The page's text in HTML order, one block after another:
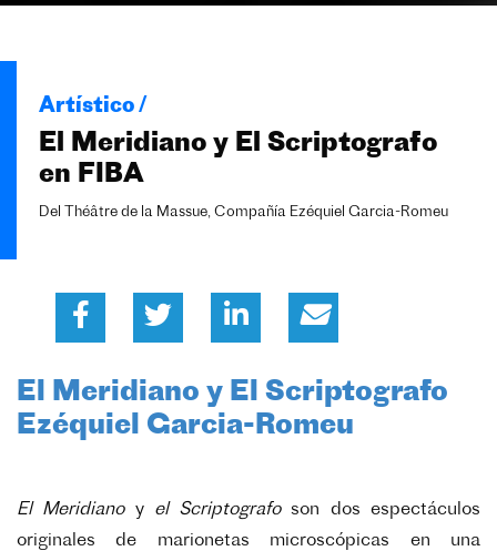
Artístico /
El Meridiano y El Scriptografo
en FIBA
Del Théâtre de la Massue, Compañía Ezéquiel Garcia-Romeu
El Meridiano y El Scriptografo
Ezéquiel Garcia-Romeu
El Meridianoy el Scriptografoson dos espectáculos
originales de marionetas microscópicas en una